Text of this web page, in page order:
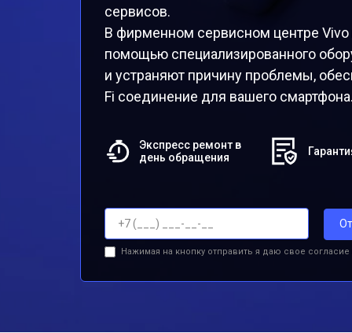
сервисов.
В фирменном сервисном центре
помощью специализированного
и устраняют причину проблемы,
Fi соединение для вашего смартфона.
Экспресс ремонт в
день обращения
Нажимая на кнопку отправить я даю свое согласие